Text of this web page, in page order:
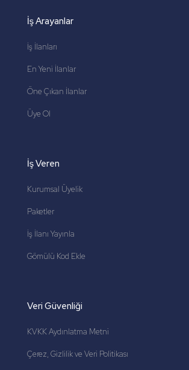
İş Arayanlar
İş İlanları
En Yeni İlanlar
Öne Çıkan İlanlar
Üye Ol
İş Veren
Kurumsal Üyelik
Paketler
İş İlanı Yayınla
Gömülü Kod Ekle
Veri Güvenliği
KVKK Aydınlatma Metni
Çerez, Gizlilik ve Veri Politikası